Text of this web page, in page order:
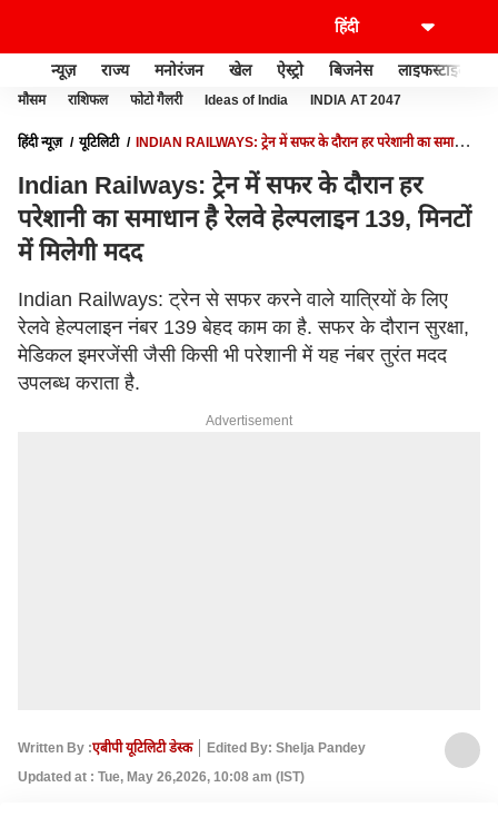
न्यूज़ राज्य मनोरंजन खेल ऐस्ट्रो बिजनेस लाइफस्टाइल
मौसम राशिफल फोटो गैलरी Ideas of India INDIA AT 2047
हिंदी न्यूज़ यूटिलिटी
INDIAN RAILWAYS: ट्रेन में सफर के दौरान हर परेशानी का समाधान
Indian Railways: ट्रेन में सफर के दौरान हर
परेशानी का समाधान है रेलवे हेल्पलाइन 139, मिनटों
में मिलेगी मदद
Indian Railways: ट्रेन से सफर करने वाले यात्रियों के लिए
रेलवे हेल्पलाइन नंबर 139 बेहद काम का है. सफर के दौरान सुरक्षा,
मेडिकल इमरजेंसी जैसी किसी भी परेशानी में यह नंबर तुरंत मदद
उपलब्ध कराता है.
Advertisement
Written By :एबीपी यूटिलिटी डेस्क
Edited By: Shelja Pandey
Updated at : Tue, May 26,2026, 10:08 am (IST)